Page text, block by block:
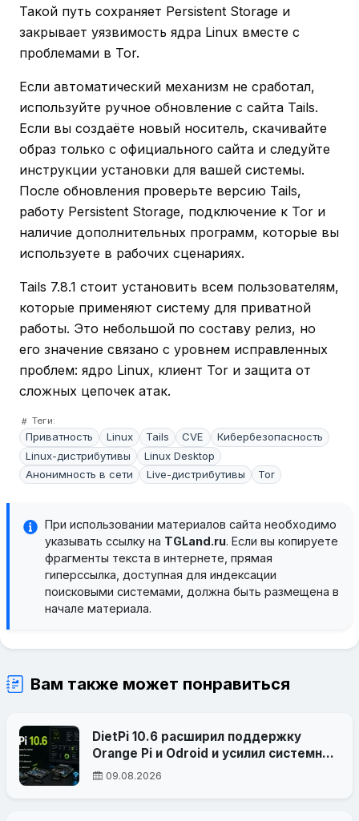
Такой путь сохраняет Persistent Storage и
закрывает уязвимость ядра Linux вместе с
проблемами в Tor.
Если автоматический механизм не сработал,
используйте ручное обновление с сайта Tails.
Если вы создаёте новый носитель, скачивайте
образ только с официального сайта и следуйте
инструкции установки для вашей системы.
После обновления проверьте версию Tails,
работу Persistent Storage, подключение к Tor и
наличие дополнительных программ, которые вы
используете в рабочих сценариях.
Tails 7.8.1 стоит установить всем пользователям,
которые применяют систему для приватной
работы. Это небольшой по составу релиз, но
его значение связано с уровнем исправленных
проблем: ядро Linux, клиент Tor и защита от
сложных цепочек атак.
Теги:
Приватность Linux Tails CVE
Кибербезопасность
Linux-дистрибутивы
Linux Desktop
Анонимность в сети
Live-дистрибутивы Tor
При использовании материалов сайта необходимо
указывать ссылку на TGLand.ru. Если вы копируете
фрагменты текста в интернете, прямая
гиперссылка, доступная для индексации
поисковыми системами, должна быть размещена в
начале материала.
Вам также может понравиться
DietPi 10.6 расширил поддержку
Orange Pi и Odroid и усилил системный
баннер
09.08.2026